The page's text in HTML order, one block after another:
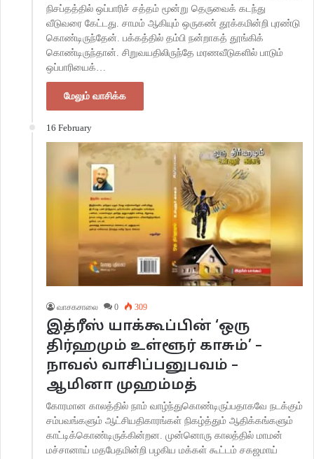
நிசப்தத்தில் ஒப்பாரிச் சத்தம் மூன்று தெருவைக் கடந்து
வீடுவரை கேட்டது. சாமம் ஆகியும் ஒருகண் தூக்கமின்றி புரண்டு
கொண்டிருந்தேன். பக்கத்தில் தம்பி நன்றாகத் தூங்கிக்
கொண்டிருந்தான். சிறுவயதிலிருந்தே மரணவீடுகளில் பாடும்
ஒப்பாரியைக்…
மேலும் வாசிக்க
16 February
வாசகசாலை 0 309
இத்ரீஸ் யாக்கூப்பின் ‘ஒரு
திர்ஹமும் உள்ளூர் காசும்’ –
நாவல் வாசிப்பனுபவம் –
ஆமினா முஹம்மத்
கோரமான காலத்தில் நாம் வாழ்ந்துகொண்டிருப்பதாகவே நடக்கும்
சம்பவங்களும் ஆட்சியதிகாரங்கள் நிகழ்த்தும் ஆதிக்கங்களும்
காட்டிக்கொண்டிருக்கின்றன. முன்னொரு காலத்தில் மாமன்
மச்சானாய் மதபேதமின்றி பழகிய மக்கள் கூட்டம் சகஜமாய்